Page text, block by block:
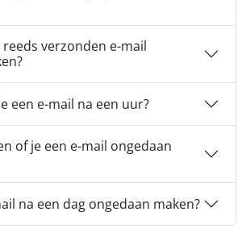
reeds verzonden e-mail
een e-mail na een uur?
of je een e-mail ongedaan
na een dag ongedaan maken?